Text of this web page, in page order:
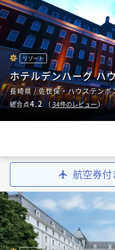
リゾート
ホテルデンハーグ ハ
長崎県 / 佐世保・ハウステンボ
総合点4.2 （34件のレビュー）
航空券